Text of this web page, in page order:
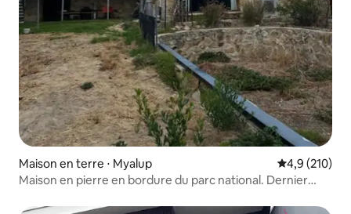
Maison en terre ⋅ Myalup Évaluation
4,9 (210)
Maison en pierre en bordure du parc national. Dernier